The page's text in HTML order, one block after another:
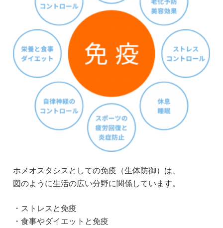
ホメオスタシスとしての免疫（生体防御）は、
図のように生活の広い分野に関係しています。
・ストレスと免疫
・食事やダイエットと免疫